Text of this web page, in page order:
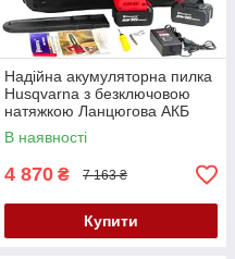
Надійна акумуляторна пилка
Husqvarna з безключовою
натяжкою Ланцюгова АКБ
пила Пила акумуляторна 36V
6 Ah
В наявності
4 870 ₴ 7 163 ₴
Купити